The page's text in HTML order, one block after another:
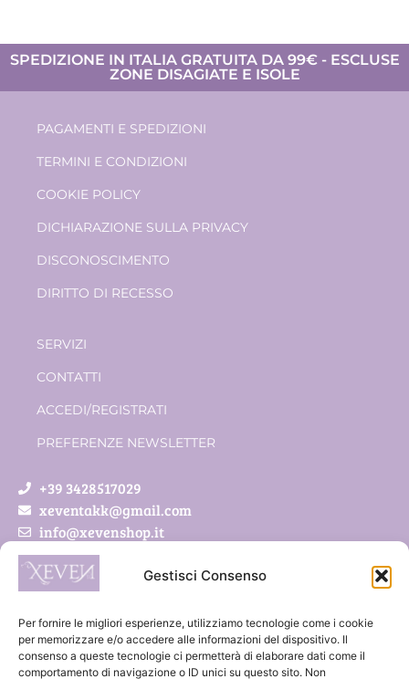
Gestisci Consenso
Per fornire le migliori esperienze, utilizziamo tecnologie come i cookie
per memorizzare e/o accedere alle informazioni del dispositivo. Il
consenso a queste tecnologie ci permetterà di elaborare dati come il
comportamento di navigazione o ID unici su questo sito. Non
SPEDIZIONE IN ITALIA GRATUITA DA 99€ - ESCLUSE
ZONE DISAGIATE E ISOLE
PAGAMENTI E SPEDIZIONI
TERMINI E CONDIZIONI
COOKIE POLICY
DICHIARAZIONE SULLA PRIVACY
DISCONOSCIMENTO
DIRITTO DI RECESSO
SERVIZI
CONTATTI
ACCEDI/REGISTRATI
PREFERENZE NEWSLETTER
+39 3428517029
xeventakk@gmail.com
info@xevenshop.it
Xeven di Pietrobon Simona
Via Roveda 5/a
41011 Campogalliano (MO)
P.IVA 03888300369